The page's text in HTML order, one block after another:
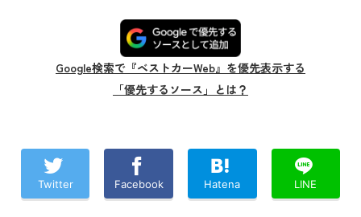
Google検索で『ベストカーWeb』を優先表示する
「優先するソース」とは？
Twitter Facebook Hatena LINE